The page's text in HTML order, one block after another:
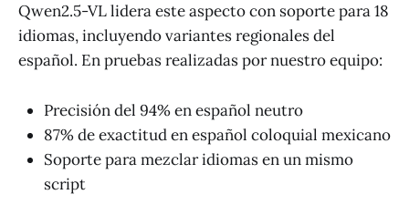
Qwen2.5-VL lidera este aspecto con soporte para 18
idiomas, incluyendo variantes regionales del
español. En pruebas realizadas por nuestro equipo:
Precisión del 94% en español neutro
87% de exactitud en español coloquial mexicano
Soporte para mezclar idiomas en un mismo
script